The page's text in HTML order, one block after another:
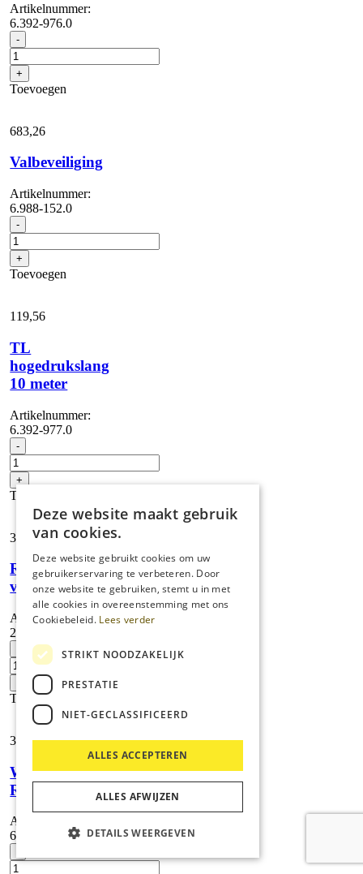
Artikelnummer:
6.392-976.0
- TL
hogedrukslang
14
meter
aantal
+
Toevoegen
683,26
Valbeveiliging
Artikelnummer:
6.988-152.0
- Valbeveiliging
aantal
+
Toevoegen
119,56
TL
hogedrukslang
10 meter
Artikelnummer:
6.392-977.0
- TL
hogedrukslang
10
meter
+
Toevoegen
32, 24
Rubberstrip
voor FRV 30
Artikelnummer:
2.642-910.0
Rubberstrip
voor
FRV
30
aantal
Toevoegen
3.184,71
WS
Regenerator
Artikelnummer:
6.368-465.0
Regenerator
Deze website maakt gebruik
van cookies.
Deze website gebruikt cookies om uw
gebruikerservaring te verbeteren. Door
onze website te gebruiken, stemt u in met
alle cookies in overeenstemming met ons
Cookiebeleid. Lees verder
STRIKT NOODZAKELIJK
PRESTATIE
NIET-GECLASSIFICEERD
ALLES ACCEPTEREN
ALLES AFWIJZEN
DETAILS WEERGEVEN